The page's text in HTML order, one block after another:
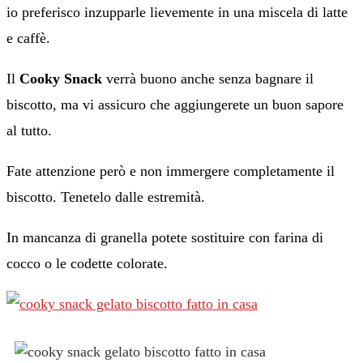
io preferisco inzupparle lievemente in una miscela di latte
e caffè.
Il Cooky Snack verrà buono anche senza bagnare il
biscotto, ma vi assicuro che aggiungerete un buon sapore
al tutto.
Fate attenzione però e non immergere completamente il
biscotto. Tenetelo dalle estremità.
In mancanza di granella potete sostituire con farina di
cocco o le codette colorate.